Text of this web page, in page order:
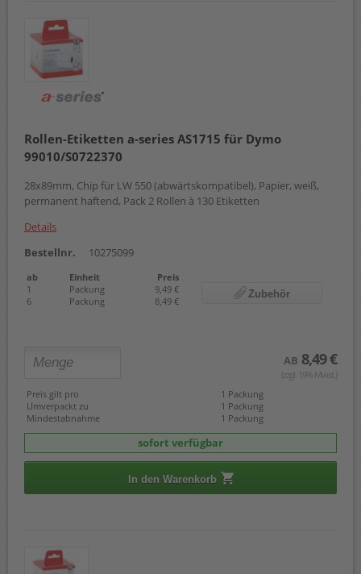
Rollen-Etiketten a-series AS1715 für Dymo
99010/S0722370
28x89mm, Chip für LW 550 (abwärtskompatibel), Papier, weiß,
permanent haftend, Pack 2 Rollen à 130 Etiketten
Details
Bestellnr.
10275099
ab Einheit
Preis
1
Packung
9,49 €
6
Packung 8,49 €
Zubehör
AB 8,49 €
(zzgl. 19% Mwst.)
Preis gilt pro
1 Packung
Umverpackt zu
1 Packung
Mindestabnahme
1 Packung
sofort verfügbar
In den Warenkorb